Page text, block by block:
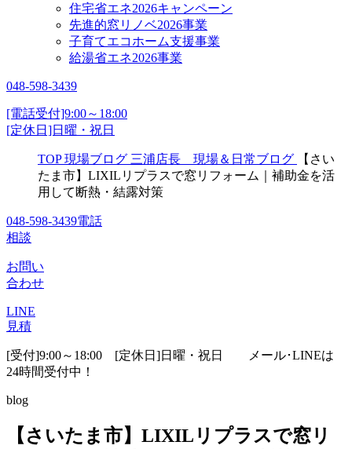
住宅省エネ2026キャンペーン
先進的窓リノベ2026事業
子育てエコホーム支援事業
給湯省エネ2026事業
048-598-3439
[電話受付]9:00～18:00
[定休日]日曜・祝日
TOP 現場ブログ 三浦店長 現場＆日常ブログ
【さい
たま市】LIXILリプラスで窓リフォーム｜補助金を活
用して断熱・結露対策
048-598-3439電話
相談
お問い
合わせ
LINE
見積
[受付]9:00～18:00 [定休日]日曜・祝日
メール･LINEは
24時間受付中！
blog
【さいたま市】LIXILリプラスで窓リ